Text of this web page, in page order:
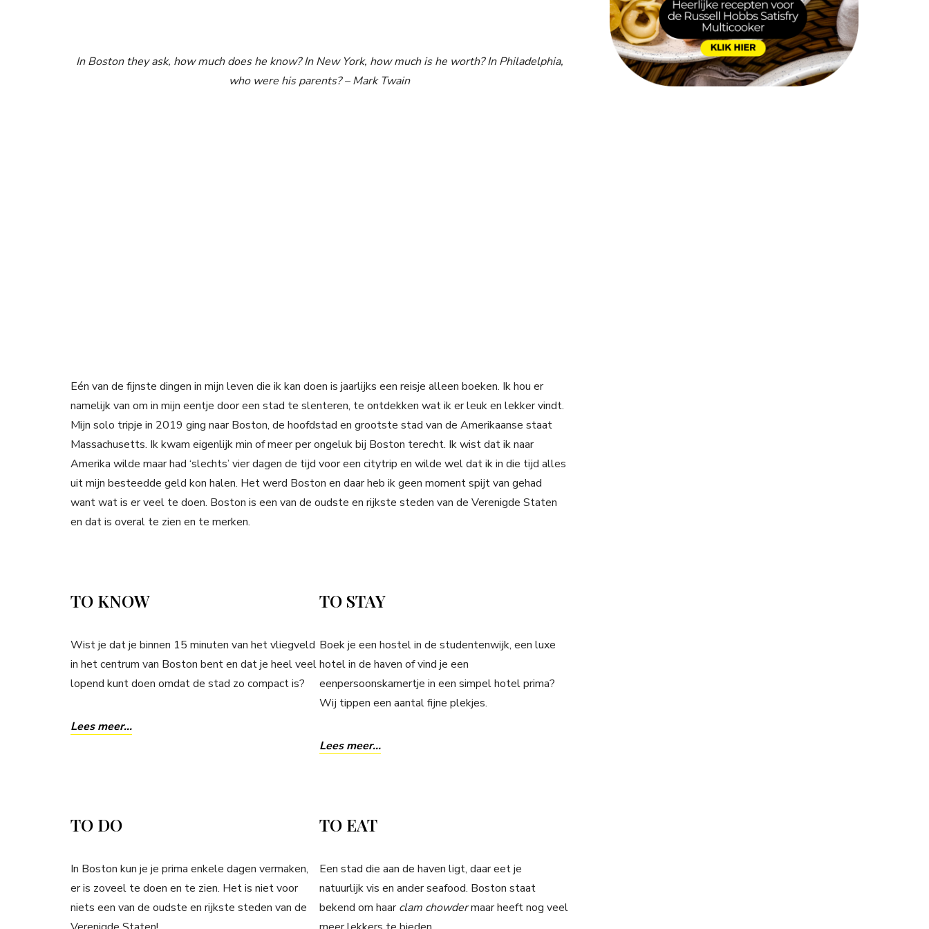
In Boston they ask, how much does he know? In New York, how much is he worth? In Philadelphia,
who were his parents? – Mark Twain
Eén van de fijnste dingen in mijn leven die ik kan doen is jaarlijks een reisje alleen boeken. Ik hou er
namelijk van om in mijn eentje door een stad te slenteren, te ontdekken wat ik er leuk en lekker vindt.
Mijn solo tripje in 2019 ging naar Boston, de hoofdstad en grootste stad van de Amerikaanse staat
Massachusetts. Ik kwam eigenlijk min of meer per ongeluk bij Boston terecht. Ik wist dat ik naar
Amerika wilde maar had ‘slechts’ vier dagen de tijd voor een citytrip en wilde wel dat ik in die tijd alles
uit mijn besteedde geld kon halen. Het werd Boston en daar heb ik geen moment spijt van gehad
want wat is er veel te doen. Boston is een van de oudste en rijkste steden van de Verenigde Staten
en dat is overal te zien en te merken.
TO KNOW
Wist je dat je binnen 15 minuten van het vliegveld
in het centrum van Boston bent en dat je heel veel
lopend kunt doen omdat de stad zo compact is?
Lees meer…
TO STAY
Boek je een hostel in de studentenwijk, een luxe
hotel in de haven of vind je een
eenpersoonskamertje in een simpel hotel prima?
Wij tippen een aantal fijne plekjes.
Lees meer…
TO DO
In Boston kun je je prima enkele dagen vermaken,
er is zoveel te doen en te zien. Het is niet voor
niets een van de oudste en rijkste steden van de
TO EAT
Een stad die aan de haven ligt, daar eet je
natuurlijk vis en ander seafood. Boston staat
bekend om haarclam chowdermaar heeft nog veel